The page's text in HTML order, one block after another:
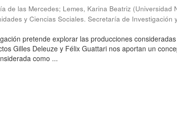
de las Mercedes; Lemes, Karina Beatriz (Universidad
y Ciencias Sociales. Secretaría de Investigación
pretende explorar las producciones
Gilles Deleuze y Félix Guattari nos aportan un
como ...